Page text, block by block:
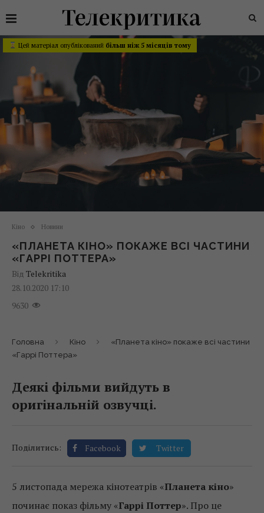
Цей матеріал опублікований більш ніж 5 місяців тому
Кіно Новини
«ПЛАНЕТА КІНО» ПОКАЖЕ ВСІ ЧАСТИНИ
«ГАРРІ ПОТТЕРА»
Від Telekritika
28.10.2020 17:10
9630
Головна Кіно
«Планета кіно» покаже всі частини
«Гаррі Поттера»
Деякі фільми вийдуть в
оригінальній озвучці.
Поділитись: Facebook Twitter
5 листопада мережа кінотеатрів «Планета кіно»
починає показ фільму «Гаррі Поттер». Про це